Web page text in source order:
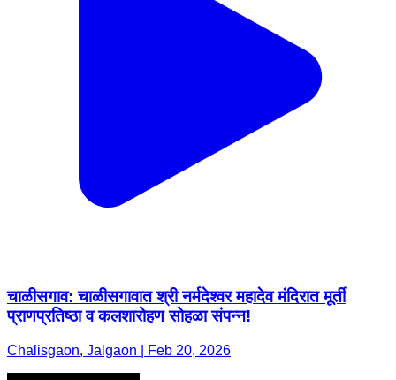
चाळीसगाव: चाळीसगावात श्री नर्मदेश्वर महादेव मंदिरात मूर्ती
प्राणप्रतिष्ठा व कलशारोहण सोहळा संपन्न!
Chalisgaon, Jalgaon | Feb 20, 2026